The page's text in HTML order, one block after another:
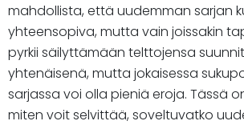
mahdollista, että uudemman sarjan
yhteensopiva, mutta vain joissakin
pyrkii säilyttämään telttojensa
yhtenäisenä, mutta jokaisessa
sarjassa voi olla pieniä eroja. Tässä
miten voit selvittää, soveltuvatko